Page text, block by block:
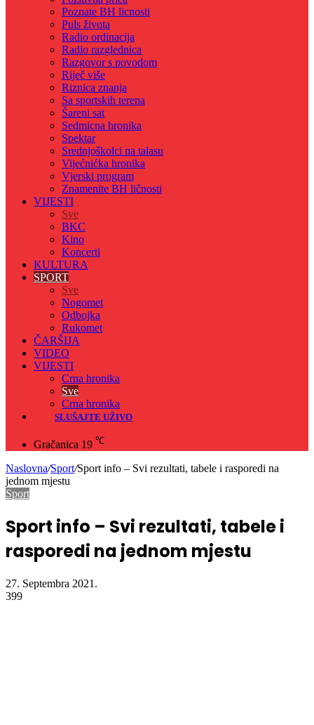
Poznate BH licnosti
Puls života
Radio ordinacija
Radio razglednica
Razgovor s povodom
Riječ više
Riznica znanja
Sa sportskih terena
Šareni sat
Sedmicna hronika
Spektar
Srednjoškolci na talasu
Vijećnićka hronika
Vjerski program
Znamenite BH ličnosti
VIJESTI
Sve
BKC
Kino
Koncerti
KULTURA
SPORT
Sve
Nogomet
Odbojka
Rukomet
ČARŠIJA
VIDEO
VIJESTI
Crna hronika
Sve
Crna hronika
SLUŠAJTE UŽIVO
Gračanica 19 ℃
Naslovna/Sport/Sport info – Svi rezultati, tabele i rasporedi na
jednom mjestu
Sport
Sport info – Svi rezultati, tabele i
rasporedi na jednom mjestu
27. Septembra 2021.
399